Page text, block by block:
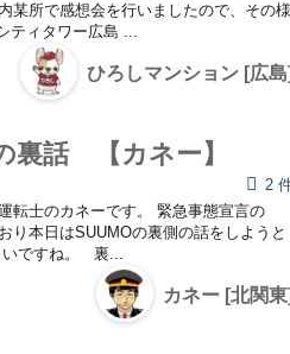
某所で感想会を行いましたので、その様
ティタワー広島 ...
ひろしマンション [広島]
話 【カネー】
2
転士のカネーです。 緊急事態宣言の
り本日はSUUMOの裏側の話をしようと
ですね。 裏...
カネー [北関東]